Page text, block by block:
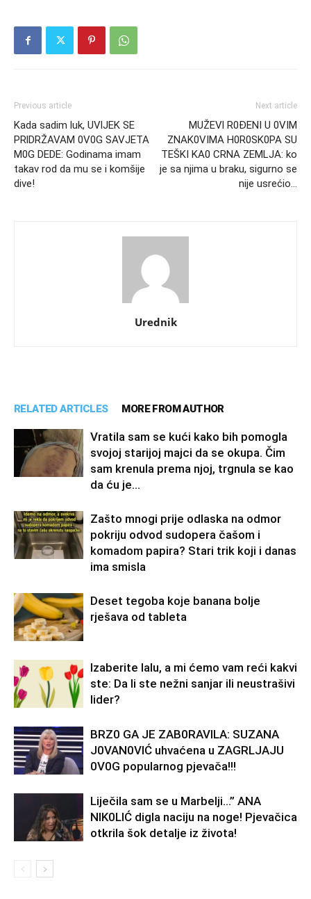
Previous article
Kada sadim luk, UVlJEK SE
PRlDRŽAVAM 0V0G SAVJETA
M0G DEDE: Godinama imam
takav rod da mu se i komšije
dive!
Next article
MUŽEVl R0ĐENI U 0VIM
ZNAK0VIMA H0R0SK0PA SU
TEŠKI KA0 CRNA ZEMLJA: ko
je sa njima u braku, sigurno se
nije usrećio…
Urednik
RELATED ARTICLES MORE FROM AUTHOR
Vratila sam se kući kako bih pomogla
svojoj starijoj majci da se okupa. Čim
sam krenula prema njoj, trgnula se kao
da ću je...
Zašto mnogi prije odlaska na odmor
pokriju odvod sudopera čašom i
komadom papira? Stari trik koji i danas
ima smisla
Deset tegoba koje banana bolje
rješava od tableta
Izaberite lalu, a mi ćemo vam reći kakvi
ste: Da li ste nežni sanjar ili neustrašivi
lider?
BRZ0 GA JE ZAB0RAVlLA: SUZANA
J0VAN0VIĆ uhvaćena u ZAGRLJAJU
0V0G popularnog pjevača!!!
Liječila sam se u Marbelji…” ANA
NlK0LlĆ digla naciju na noge! Pjevačica
otkrila šok detalje iz života!